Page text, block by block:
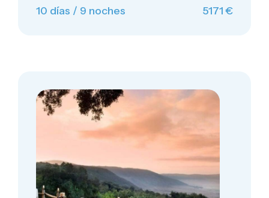
10 días / 9 noches 5171 €